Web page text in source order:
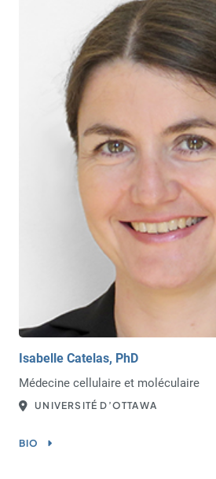
Isabelle Catelas, PhD
Médecine cellulaire et moléculaire
UNIVERSITÉ D’OTTAWA
BIO